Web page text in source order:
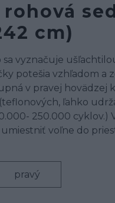
rohová
cm)
sa vyznačuje
potešia vzhľadom a
v pravej hovädzej
ľahko
250.000 cyklov.)
voľne do
pravý